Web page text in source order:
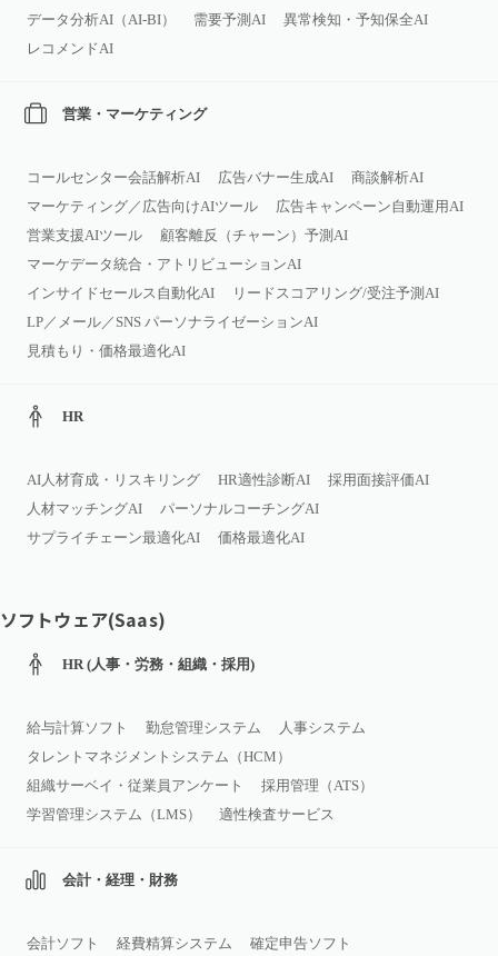
データ分析AI（AI‑BI） 需要予測AI
異常検知・予知保全AI
レコメンドAI
営業・マーケティング
コールセンター会話解析AI 広告バナー生成AI
商談解析AI
マーケティング／広告向けAIツール
広告キャンペーン自動運用AI
営業支援AIツール
顧客離反（チャーン）予測AI
マーケデータ統合・アトリビューションAI
インサイドセールス自動化AI
リードスコアリング/受注予測AI
LP／メール／SNS パーソナライゼーションAI
見積もり・価格最適化AI
HR
AI人材育成・リスキリング HR適性診断AI
採用面接評価AI
人材マッチングAI
パーソナルコーチングAI
サプライチェーン最適化AI
価格最適化AI
ソフトウェア(Saas)
HR (人事・労務・組織・採用)
給与計算ソフト 勤怠管理システム
人事システム
タレントマネジメントシステム（HCM）
組織サーベイ・従業員アンケート
採用管理（ATS）
学習管理システム（LMS）
適性検査サービス
会計・経理・財務
会計ソフト 経費精算システム
確定申告ソフト